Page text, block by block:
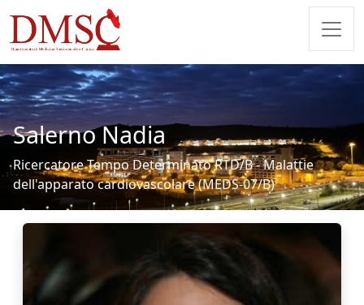
Salerno Nadia
Ricercatore Tempo Determinato RTD/B - Malattie
dell'apparato cardiovascolare (MEDS-07/B)